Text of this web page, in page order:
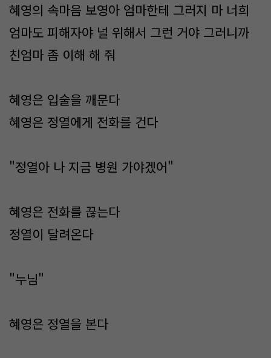
혜영의 속마음 보영아 엄마한테 그러지 마 너희
엄마도 피해자야 널 위해서 그런 거야 그러니까
친엄마 좀 이해 해 줘
혜영은 입술을 깨문다
혜영은 정열에게 전화를 건다
"정열아 나 지금 병원 가야겠어"
혜영은 전화를 끊는다
정열이 달려온다
"누님"
혜영은 정열을 본다